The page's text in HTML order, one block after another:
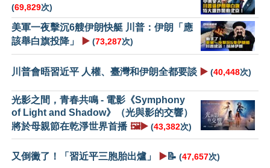
(69,829次)
美軍一夜擊沉6艘伊朗快艇 川普：伊朗「應
該舉白旗投降」
▶️ (73,287次)
川普會晤習近平 人權、臺灣和伊朗全都要談 ▶️ (40,448次)
光影之間，青春共鳴 - 電影《Symphony
of Light and Shadow》（光與影的交響）
將於母親節在乾淨世界首播 🖼️▶️ (43,382次)
又倒黴了！「習近平三胞胎出爐」 ▶️📝 (47,657次)